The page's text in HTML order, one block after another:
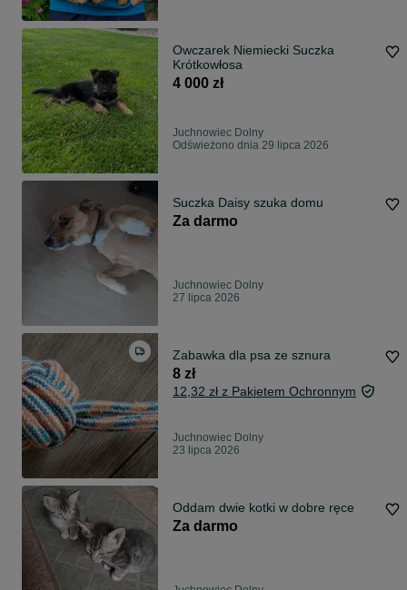
Owczarek Niemiecki Suczka
Krótkowłosa
4 000 zł
Juchnowiec Dolny
Odświeżono dnia 29 lipca 2026
Suczka Daisy szuka domu
Za darmo
Juchnowiec Dolny
27 lipca 2026
Zabawka dla psa ze sznura
8 zł
12,32 zł z Pakietem Ochronnym
Juchnowiec Dolny
23 lipca 2026
Oddam dwie kotki w dobre ręce
Za darmo